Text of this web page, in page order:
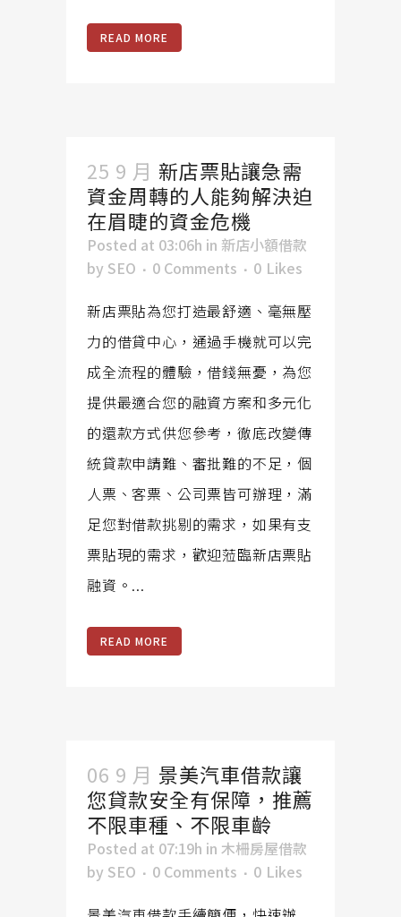
READ MORE
25 9 月 新店票貼讓急需
資金周轉的人能夠解決迫
在眉睫的資金危機
Posted at 03:06h in 新店小額借款
by SEO 0 Comments 0 Likes
新店票貼為您打造最舒適、毫無壓
力的借貸中心，通過手機就可以完
成全流程的體驗，借錢無憂，為您
提供最適合您的融資方案和多元化
的還款方式供您參考，徹底改變傳
統貸款申請難、審批難的不足，個
人票、客票、公司票皆可辦理，滿
足您對借款挑剔的需求，如果有支
票貼現的需求，歡迎蒞臨新店票貼
融資。...
READ MORE
06 9 月 景美汽車借款讓
您貸款安全有保障，推薦
不限車種、不限車齡
Posted at 07:19h in 木柵房屋借款
by SEO 0 Comments 0 Likes